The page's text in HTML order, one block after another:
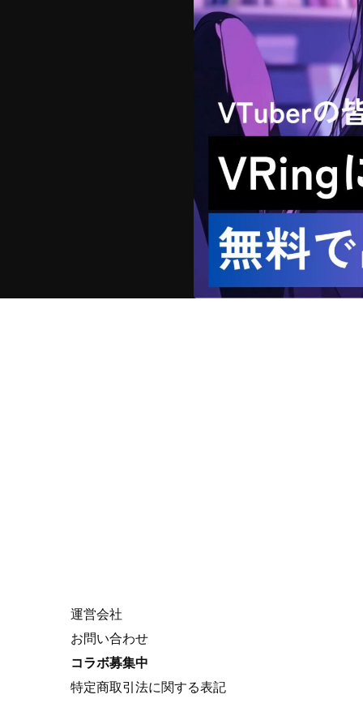
運営会社
お問い合わせ
コラボ募集中
特定商取引法に関する表記